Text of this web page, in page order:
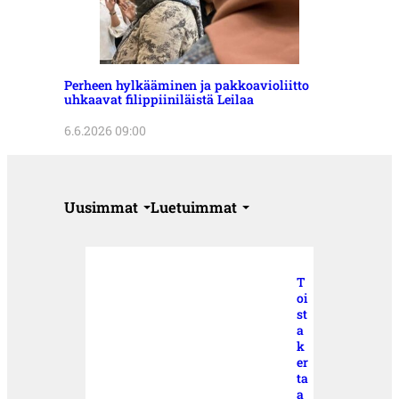
Perheen hylkääminen ja pakkoavioliitto
uhkaavat filippiiniläistä Leilaa
6.6.2026 09:00
Uusimmat Luetuimmat
T
oi
st
a
k
er
ta
a